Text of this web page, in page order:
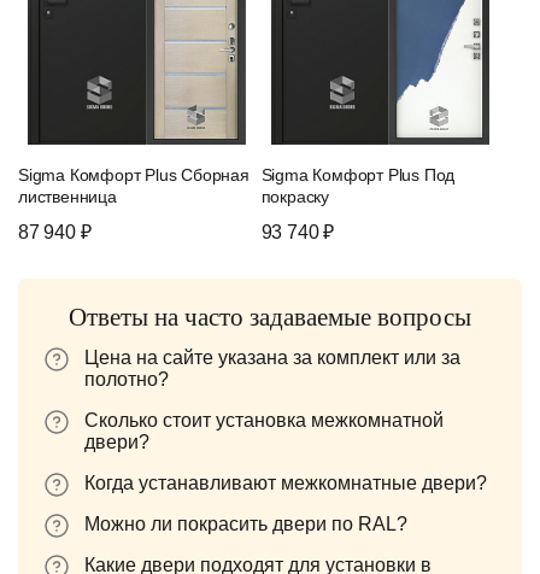
Sigma Комфорт Plus Сборная
лиственница
87 940 ₽
Sigma Комфорт Plus Под
покраску
93 740 ₽
Ответы на часто задаваемые вопросы
Цена на сайте указана за комплект или за
полотно?
Сколько стоит установка межкомнатной
двери?
Когда устанавливают межкомнатные двери?
Можно ли покрасить двери по RAL?
Какие двери подходят для установки в